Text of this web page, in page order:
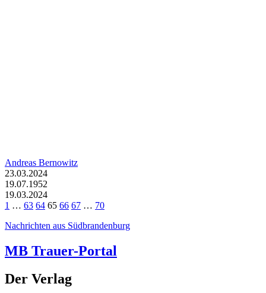
Andreas Bernowitz
23.03.2024
19.07.1952
19.03.2024
1 … 63 64 65 66 67 … 70
Nachrichten aus Südbrandenburg
MB Trauer-Portal
Der Verlag